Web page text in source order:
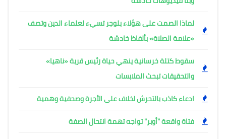
لماذا الصمت على هؤلاء بلوجر تسيء لعلماء الدين وتصف
«علامة الصلاة» بألفاظ خادشة
سقوط كتلة خرسانية ينهي حياة رئيس قرية «ناهيا»
والتحقيقات تبحث الملابسات
ادعاء كاذب بالتحرش لخلاف على الأجرة وصحفية وهمية
فتاة واقعة "أوبر" تواجه تهمة انتحال الصفة